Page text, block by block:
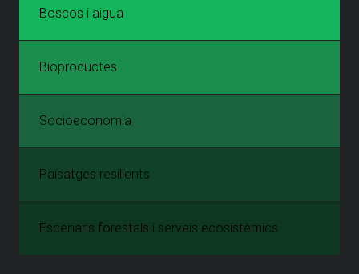
Boscos i aigua
Bioproductes
Socioeconomia
Paisatges resilients
Escenaris forestals i serveis ecosistèmics